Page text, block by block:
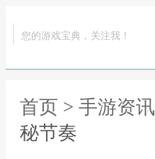
您的游戏宝典，关注我！
首页 > 手游资讯
秘节奏